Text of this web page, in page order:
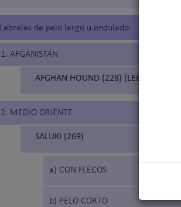
Lebreles de pelo largo u ondulado
1. AFGANISTÁN
AFGHAN HOUND (228) (LEBREL
2. MEDIO ORIENTE
SALUKI (269)
a) CON FLECOS
b) PELO CORTO